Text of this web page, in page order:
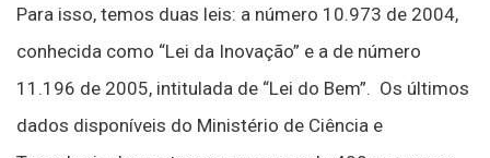
Para isso, temos duas leis: a número 10.973 de 2004,
conhecida como “Lei da Inovação” e a de número
11.196 de 2005, intitulada de “Lei do Bem”. Os últimos
dados disponíveis do Ministério de Ciência e